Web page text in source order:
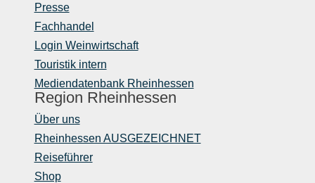
Presse
Fachhandel
Login Weinwirtschaft
Touristik intern
Mediendatenbank Rheinhessen
Region Rheinhessen
Über uns
Rheinhessen AUSGEZEICHNET
Reiseführer
Shop